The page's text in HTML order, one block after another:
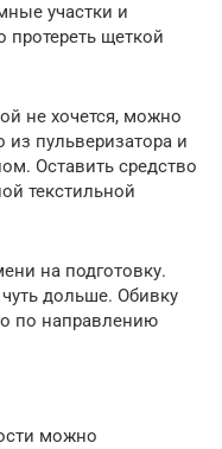
участки и
протереть щеткой
не хочется, можно
из пульверизатора и
Оставить средство
текстильной
на подготовку.
дольше. Обивку
по направлению
можно